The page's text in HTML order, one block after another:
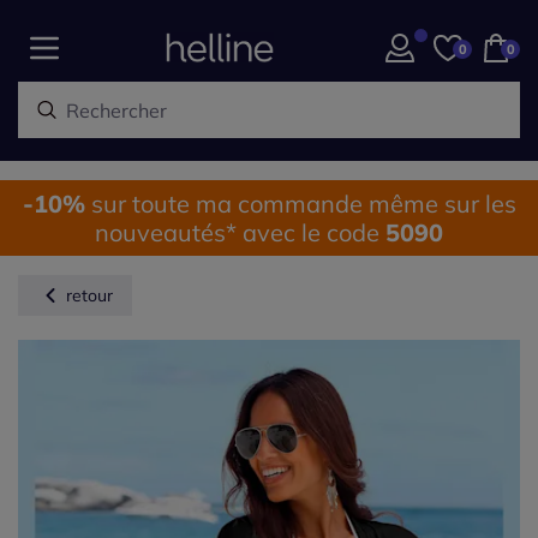
0 0
-10%sur toute ma commande même sur les
nouveautés* avec le code 5090
retour